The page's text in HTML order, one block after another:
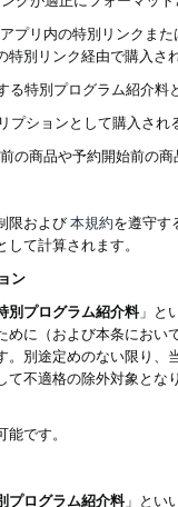
プリ内の特別リンクま
別リンク経由で購入さ
特別プログラム紹介料
プションとして購入され
の商品や予約開始前の商
限および本規約を遵守す
て計算されます。
ン
別プログラム紹介料」と
めに（および本条にお
別途定めのない限り
不適格の除外対象と
です。
プログラム紹介料」とい